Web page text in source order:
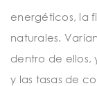
energéticos, la
naturales.
dentro de ellos,
y las tasas de